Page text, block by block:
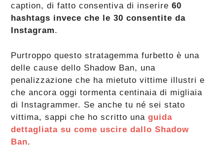
caption, di fatto consentiva di inserire60
hashtags invece che le 30 consentite da
Instagram.
Purtroppo questo stratagemma furbetto è una
delle cause dello Shadow Ban, una
penalizzazione che ha mietuto vittime illustri e
che ancora oggi tormenta centinaia di migliaia
di Instagrammer. Se anche tu né sei stato
vittima, sappi che ho scritto unaguida
dettagliata su come uscire dallo Shadow
Ban.